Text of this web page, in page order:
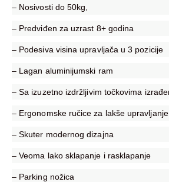
– Nosivosti do 50kg,
– Predviđen za uzrast 8+ godina
– Podesiva visina upravljača u 3 pozicije
– Lagan aluminijumski ram
– Sa izuzetno izdržljivim točkovima
– Ergonomske ručice za lakše upravljanje
– Skuter modernog dizajna
– Veoma lako sklapanje i rasklapanje
– Parking nožica